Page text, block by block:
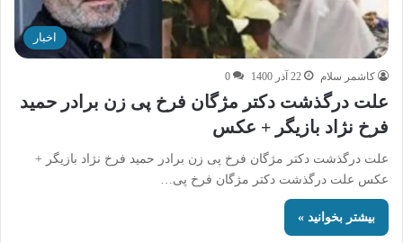
اخبار
کاشمر سلام 22 آذر 1400 0
علت درگذشت دکتر مژگان فرخ پی زن برادر حمید
فرخ نژاد بازیگر + عکس
علت درگذشت دکتر مژگان فرخ پی زن برادر حمید فرخ نژاد بازیگر +
عکس علت درگذشت دکتر مژگان فرخ پی…
بیشتر بخوانید »